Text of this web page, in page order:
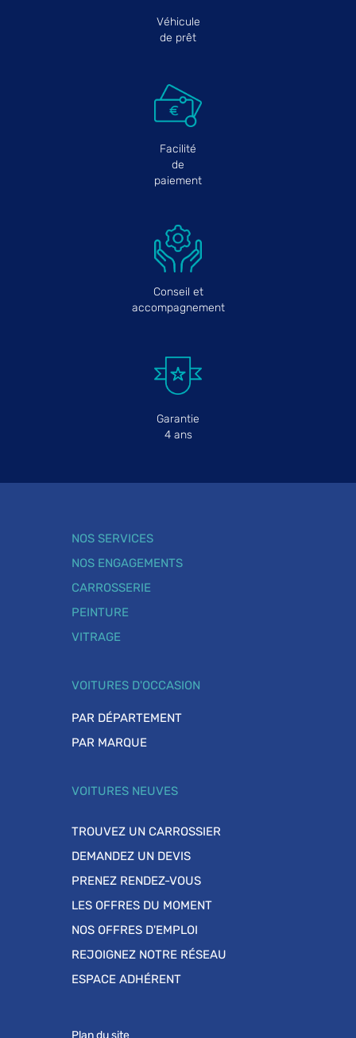
Véhicule
de prêt
Facilité
de
paiement
Conseil et
accompagnement
Garantie
4 ans
NOS SERVICES
NOS ENGAGEMENTS
CARROSSERIE
PEINTURE
VITRAGE
VOITURES D'OCCASION
PAR DÉPARTEMENT
PAR MARQUE
VOITURES NEUVES
TROUVEZ UN CARROSSIER
DEMANDEZ UN DEVIS
PRENEZ RENDEZ-VOUS
LES OFFRES DU MOMENT
NOS OFFRES D'EMPLOI
REJOIGNEZ NOTRE RÉSEAU
ESPACE ADHÉRENT
Plan du site